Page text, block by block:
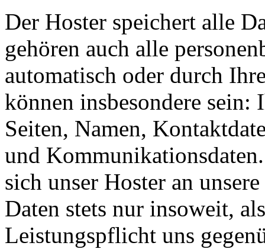
Der Hoster speichert alle
gehören auch alle
automatisch oder durch
können insbesondere sein:
Seiten, Namen,
und
sich unser Hoster an
Daten stets nur insoweit,
Leistungspflicht uns